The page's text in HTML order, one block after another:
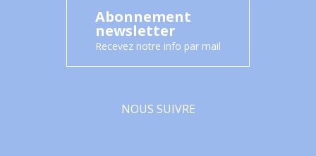
Abonnement
newsletter
Recevez notre info par mail
NOUS SUIVRE